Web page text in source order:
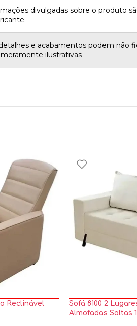
divulgadas sobre o produto
e acabamentos podem não
ilustrativas
Reclinável
Sofá 8100 2
Almofadas Soltas